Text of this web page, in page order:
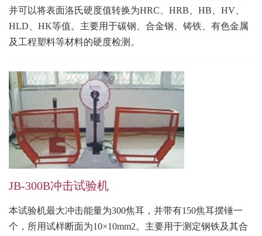
并可以将表面洛氏硬度值转换为HRC、HRB、HB、HV、
HLD、HK等值。主要用于碳钢、合金钢、铸铁、有色金属
及工程塑料等材料的硬度检测。
JB-300B冲击试验机
本试验机最大冲击能量为300焦耳，并带有150焦耳摆锤一
个，所用试样断面为10×10mm2。主要用于测定钢铁及其合